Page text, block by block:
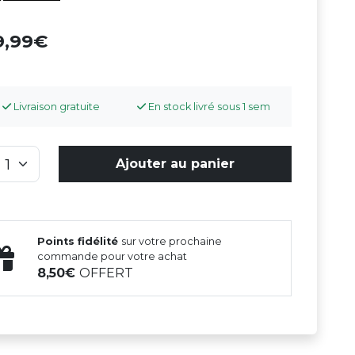
Livraison gratuite En stock livré sous 1 sem
Ajouter au panier
Points fidélité sur votre prochaine
commande pour votre achat
8,50OFFERT